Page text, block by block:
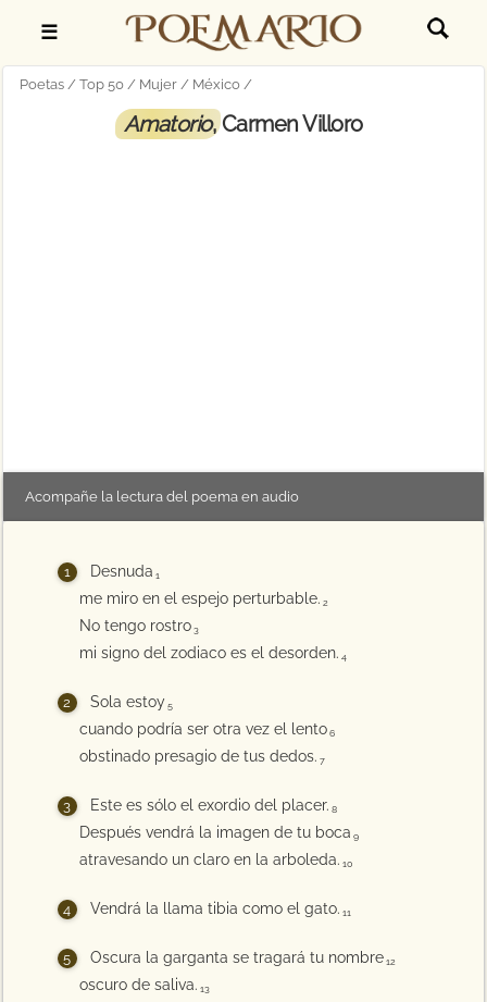
☰
Poetas Top 50 Mujer México
Amatorio, Carmen Villoro
Acompañe la lectura del poema en audio
Desnuda 1
me miro en el espejo perturbable. 2
No tengo rostro 3
mi signo del zodiaco es el desorden. 4
Sola estoy 5
cuando podría ser otra vez el lento 6
obstinado presagio de tus dedos. 7
Este es sólo el exordio del placer. 8
Después vendrá la imagen de tu boca 9
atravesando un claro en la arboleda. 10
Vendrá la llama tibia como el gato. 11
Oscura la garganta se tragará tu nombre 12
oscuro de saliva. 13